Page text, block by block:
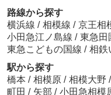
路線から探す
横浜線 / 相模線 / 京王相
小田急江ノ島線 / 東急田
東急こどもの国線 / 相鉄
駅から探す
橋本 / 相模原 / 相模大野 /
町田 / 矢部 / 小田急相模